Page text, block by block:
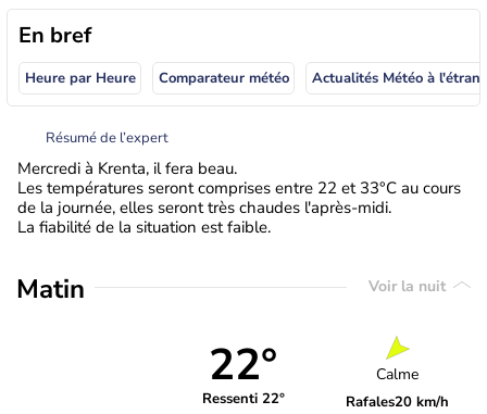
En bref
Heure par Heure Comparateur météo
Résumé de l’expert
Mercredi à Krenta, il fera beau.
Les températures seront comprises entre 22 et 33°C au cours
de la journée, elles seront très chaudes l'après-midi.
La fiabilité de la situation est faible.
Matin Voir la nuit
22°
Ressenti 22°
Calme
Rafales20 km/h